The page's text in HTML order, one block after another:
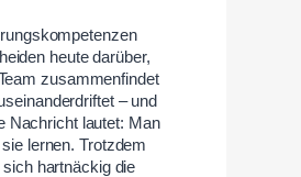
heute darüber,
zusammenfindet
– und
Nachricht lautet: Man
sie lernen. Trotzdem
sich hartnäckig die